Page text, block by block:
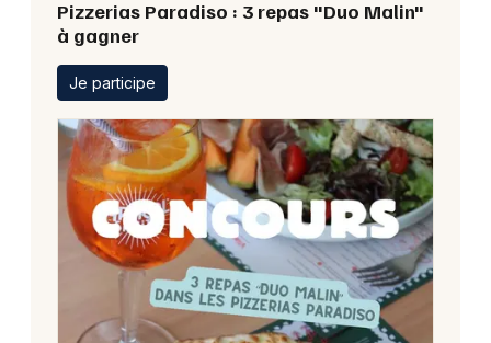
Pizzerias Paradiso : 3 repas "Duo Malin"
à gagner
Je participe